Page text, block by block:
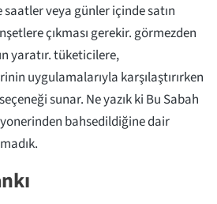
veya günler içinde satın
çıkması gerekir. görmezden
yaratır. tüketicilere,
uygulamalarıyla karşılaştırırken
sunar. Ne yazık ki Bu Sabah
bahsedildiğine dair